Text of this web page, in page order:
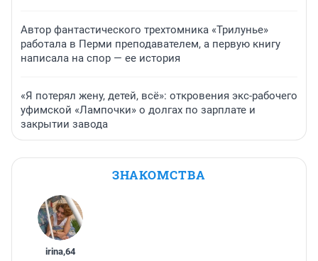
Автор фантастического трехтомника «Трилунье»
работала в Перми преподавателем, а первую книгу
написала на спор — ее история
«Я потерял жену, детей, всё»: откровения экс-рабочего
уфимской «Лампочки» о долгах по зарплате и
закрытии завода
ЗНАКОМСТВА
irina,64